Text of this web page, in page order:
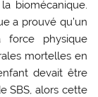
biomécanique.
a prouvé qu’un
force physique
mortelles en
devait être
SBS, alors cette